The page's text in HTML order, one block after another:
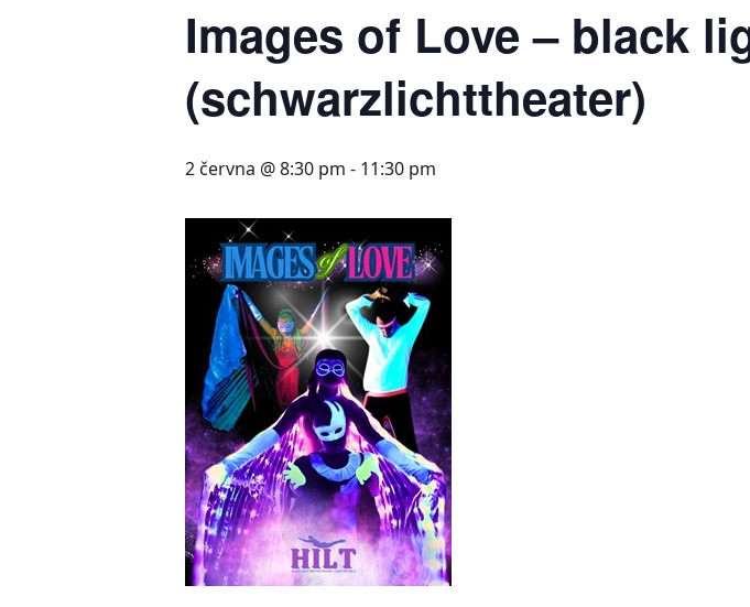
Images of Love – black
(schwarzlichttheater)
2 června @ 8:30 pm - 11:30 pm